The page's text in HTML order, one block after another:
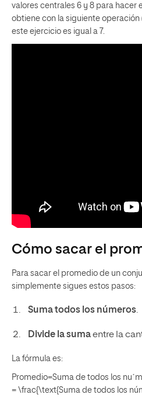
valores centrales 6 y 8 para hacer
obtiene con la siguiente operación
este ejercicio es igual a 7.
Cómo sacar el
Para sacar el promedio de un
simplemente sigues estos pasos:
Suma todos los números.
Divide la sumaentre la
La fórmula es:
Promedio=Suma de todos los
= \frac{\text{Suma de todos los